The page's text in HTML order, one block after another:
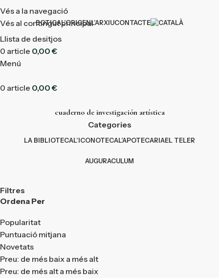
Vés a la navegació
Vés al contingut principal
BOTIGAL’ORIGENL’ARXIUCONTACTE
Llista de desitjos
0 article 0,00€
Menú
0 article 0,00€
cuaderno de investigación artística
Categories
LA BIBLIOTECAL’ICONOTECAL’APOTECARIAEL TELER
AUGURACULUM
Filtres
Ordena Per
Popularitat
Puntuació mitjana
Novetats
Preu: de més baix a més alt
Preu: de més alt a més baix